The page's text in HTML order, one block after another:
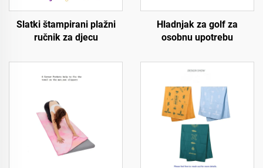
Slatki štampirani plažni
ručnik za djecu
Hladnjak za golf za
osobnu upotrebu